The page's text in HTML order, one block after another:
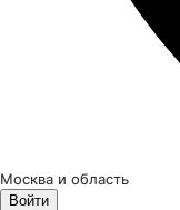
Москва и область
Войти